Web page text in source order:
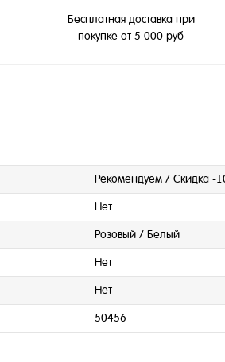
Бесплатная доставка при
покупке от 5 000 руб
Рекомендуем / Скидка -
Нет
Розовый / Белый
Нет
Нет
50456